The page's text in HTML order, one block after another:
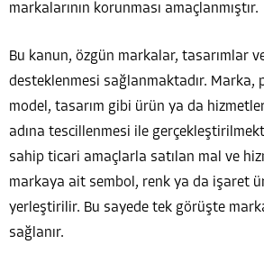
markalarının korunması amaçlanmıştır.
Bu kanun, özgün markalar, tasarımlar
desteklenmesi sağlanmaktadır. Marka,
model, tasarım gibi ürün ya da
adına tescillenmesi ile
sahip ticari amaçlarla satılan mal ve
markaya ait sembol, renk ya da işaret
yerleştirilir. Bu sayede tek görüşte
sağlanır.